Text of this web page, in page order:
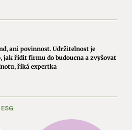
ani povinnost. Udržitelnost je
jak řídit firmu do budoucna a zvyšovat
říká expertka